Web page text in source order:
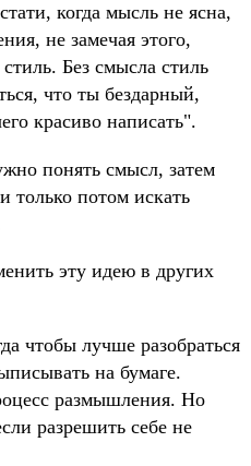
когда мысль не ясна,
не замечая этого,
Без смысла стиль
что ты бездарный,
красиво написать".
понять смысл, затем
только потом искать
эту идею в других
чтобы лучше разобраться
на бумаге.
размышления. Но
разрешить себе не